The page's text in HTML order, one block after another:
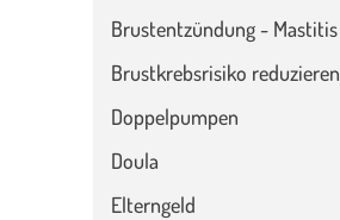
Brustentzündung - Mastitis
Brustkrebsrisiko reduzieren
Doppelpumpen
Doula
Elterngeld